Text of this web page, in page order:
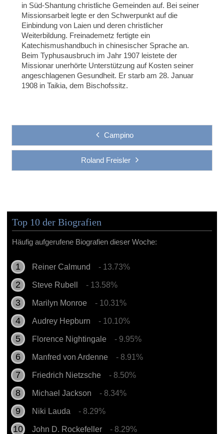
in Süd-Shantung christliche Gemeinden auf. Bei seiner
Missionsarbeit legte er den Schwerpunkt auf die
Einbindung von Laien und deren christlicher
Weiterbildung. Freinademetz fertigte ein
Katechismushandbuch in chinesischer Sprache an.
Beim Typhusausbruch im Jahr 1907 leistete der
Missionar unerhörte Unterstützung auf Kosten seiner
angeschlagenen Gesundheit. Er starb am 28. Januar
1908 in Taikia, dem Bischofssitz.
Campino
Roland Freisler
Top 10 der Biografien
Häufig aufgerufene Biografien dieser Woche:
Reiner Calmund - 13.73%
Steve Rubell - 13.58%
Marilyn Monroe - 10.31%
Audrey Hepburn - 10.10%
Florence Nightingale - 9.95%
Manfred von Ardenne - 8.91%
Friedrich Nietzsche - 8.50%
Michael Jackson - 8.34%
Niki Lauda - 8.29%
John D. Rockefeller - 8.29%